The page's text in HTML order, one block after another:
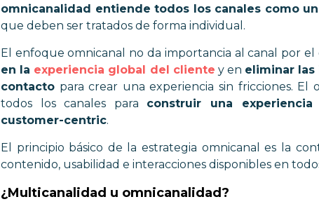
omnicanalidad entiende todos los canales como
que deben ser tratados de forma individual.
El enfoque omnicanal no da importancia al canal por
en la experiencia global del cliente y en eliminar
contactopara crear una experiencia sin fricciones. El
todos los canales para construir una
customer-centric.
El principio básico de la estrategia omnicanal es la
contenido, usabilidad e interacciones disponibles en
¿Multicanalidad u omnicanalidad?